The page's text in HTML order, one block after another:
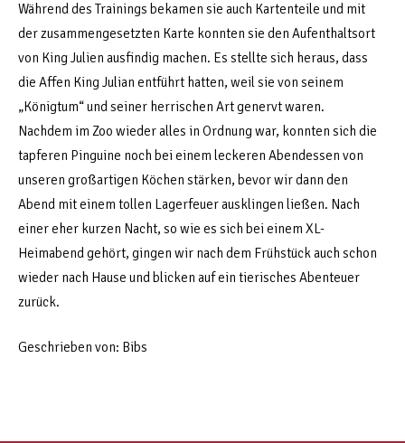
Während des Trainings bekamen sie auch Kartenteile und mit
der zusammengesetzten Karte konnten sie den Aufenthaltsort
von King Julien ausfindig machen. Es stellte sich heraus, dass
die Affen King Julian entführt hatten, weil sie von seinem
„Königtum“ und seiner herrischen Art genervt waren.
Nachdem im Zoo wieder alles in Ordnung war, konnten sich die
tapferen Pinguine noch bei einem leckeren Abendessen von
unseren großartigen Köchen stärken, bevor wir dann den
Abend mit einem tollen Lagerfeuer ausklingen ließen. Nach
einer eher kurzen Nacht, so wie es sich bei einem XL-
Heimabend gehört, gingen wir nach dem Frühstück auch schon
wieder nach Hause und blicken auf ein tierisches Abenteuer
zurück.
Geschrieben von: Bibs